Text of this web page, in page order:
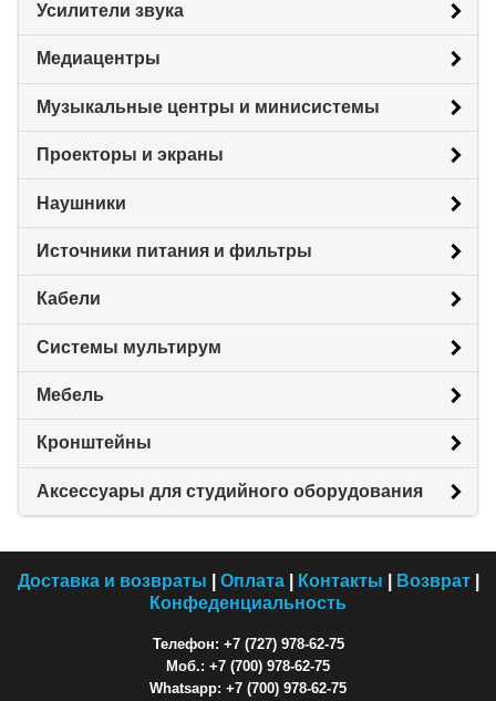
Усилители звука
Медиацентры
Музыкальные центры и минисистемы
Проекторы и экраны
Наушники
Источники питания и фильтры
Кабели
Системы мультирум
Мебель
Кронштейны
Аксессуары для студийного оборудования
Доставка и возвраты Оплата| Контакты Возврат|
Конфеденциальность
Телефон: +7 (727) 978-62-75
Моб.: +7 (700) 978-62-75
Whatsapp: +7 (700) 978-62-75